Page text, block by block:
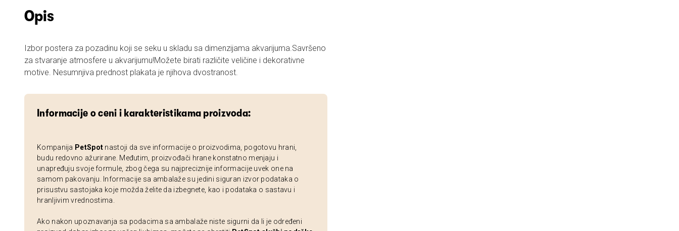
Opis
Izbor postera za pozadinu koji se seku u skladu sa dimenzijama akvarijuma.Savršeno
za stvaranje atmosfere u akvarijumu!Možete birati različite veličine i dekorativne
motive. Nesumnjiva prednost plakata je njihova dvostranost.
Informacije o ceni i karakteristikama proizvoda:
Kompanija PetSpot nastoji da sve informacije o proizvodima, pogotovu hrani,
budu redovno ažurirane. Međutim, proizvođači hrane konstatno menjaju i
unapređuju svoje formule, zbog čega su najpreciznije informacije uvek one na
samom pakovanju. Informacije sa ambalaže su jedini siguran izvor podataka o
prisustvu sastojaka koje možda želite da izbegnete, kao i podataka o sastavu i
hranljivim vrednostima.
Ako nakon upoznavanja sa podacima sa ambalaže niste sigurni da li je određeni